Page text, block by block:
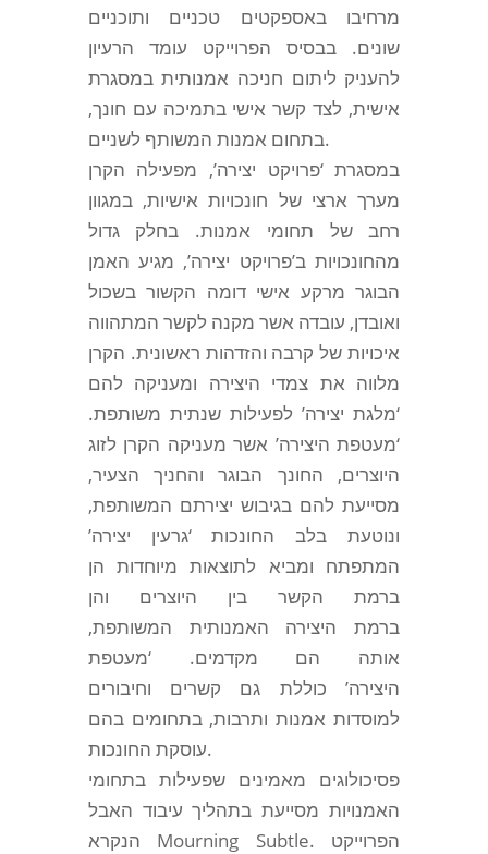
מרחיבו באספקטים טכניים ותוכניים
שונים. בבסיס הפרוייקט עומד הרעיון
להעניק ליתום חניכה אמנותית במסגרת
אישית, לצד קשר אישי בתמיכה עם חונך,
בתחום אמנות המשותף לשניים.
במסגרת ‘פרויקט יצירה’, מפעילה הקרן
מערך ארצי של חונכויות אישיות, במגוון
רחב של תחומי אמנות. בחלק גדול
מהחונכויות ב’פרויקט יצירה’, מגיע האמן
הבוגר מרקע אישי דומה הקשור בשכול
ואובדן, עובדה אשר מקנה לקשר המתהווה
איכויות של קרבה והזדהות ראשונית. הקרן
מלווה את צמדי היצירה ומעניקה להם
‘מלגת יצירה’ לפעילות שנתית משותפת.
‘מעטפת היצירה’ אשר מעניקה הקרן לזוג
היוצרים, החונך הבוגר והחניך הצעיר,
מסייעת להם בגיבוש יצירתם המשותפת,
ונוטעת בלב החונכות ‘גרעין יצירה’
המתפתח ומביא לתוצאות מיוחדות הן
ברמת הקשר בין היוצרים והן
ברמת היצירה האמנותית המשותפת,
אותה הם מקדמים. ‘מעטפת
היצירה’ כוללת גם קשרים וחיבורים
למוסדות אמנות ותרבות, בתחומים בהם
עוסקת החונכות.
פסיכולוגים מאמינים שפעילות בתחומי
האמנויות מסייעת בתהליך עיבוד האבל
הנקרא Mourning Subtle. הפרוייקט